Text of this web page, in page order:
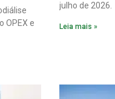
OPEX e
julho de 2026.
Leia mais »